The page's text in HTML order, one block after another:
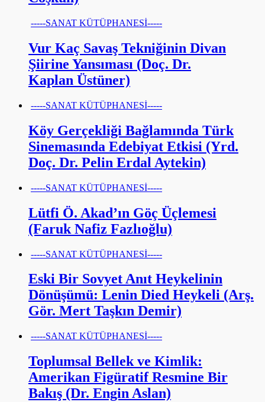
-----SANAT KÜTÜPHANESİ-----
Vur Kaç Savaş Tekniğinin Divan
Şiirine Yansıması (Doç. Dr.
Kaplan Üstüner)
-----SANAT KÜTÜPHANESİ-----
Köy Gerçekliği Bağlamında Türk
Sinemasında Edebiyat Etkisi (Yrd.
Doç. Dr. Pelin Erdal Aytekin)
-----SANAT KÜTÜPHANESİ-----
Lütfi Ö. Akad’ın Göç Üçlemesi
(Faruk Nafiz Fazlıoğlu)
-----SANAT KÜTÜPHANESİ-----
Eski Bir Sovyet Anıt Heykelinin
Dönüşümü: Lenin Died Heykeli (Arş.
Gör. Mert Taşkın Demir)
-----SANAT KÜTÜPHANESİ-----
Toplumsal Bellek ve Kimlik:
Amerikan Figüratif Resmine Bir
Bakış (Dr. Engin Aslan)